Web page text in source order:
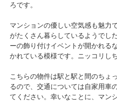
ろです。
マンションの優しい空気感も魅力
がたくさん暮らしているようでし
ーの飾り付けイベントが開かれる
かれている模様です。ニッコリし
こちらの物件は駅と駅と間のちょ
るので、交通については自家用車
てください。幸いなことに、マン